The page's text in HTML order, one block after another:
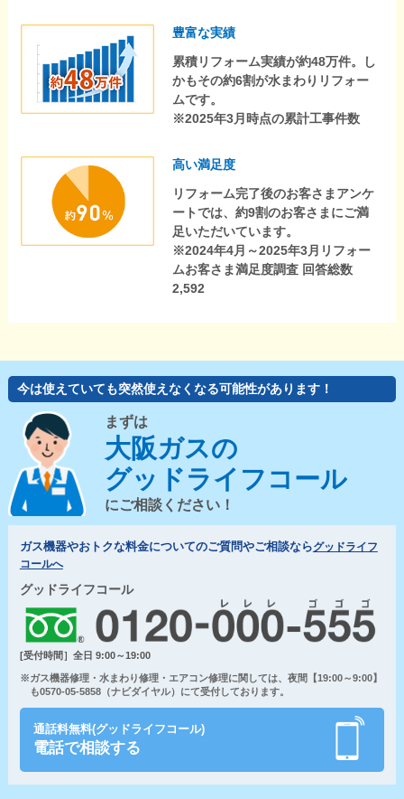
豊富な実績
累積リフォーム実績が約48万件。し
かもその約6割が水まわりリフォー
ムです。
※2025年3月時点の累計工事件数
高い満足度
リフォーム完了後のお客さまアンケ
ートでは、約9割のお客さまにご満
足いただいています。
※2024年4月～2025年3月リフォー
ムお客さま満足度調査 回答総数
2,592
今は使えていても突然使えなくなる可能性があります！
まずは
大阪ガスの
グッドライフコール
にご相談ください！
ガス機器やおトクな料金についてのご質問やご相談ならグッドライフ
コールへ
グッドライフコール
[受付時間］全日 9:00～19:00
※ガス機器修理・水まわり修理・エアコン修理に関しては、夜間【19:00～9:00】
も0570-05-5858（ナビダイヤル）にて受付しております。
通話料無料(グッドライフコール)
電話で相談する